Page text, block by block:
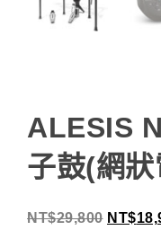
ALESIS
子鼓(網
NT$29,800 NT$